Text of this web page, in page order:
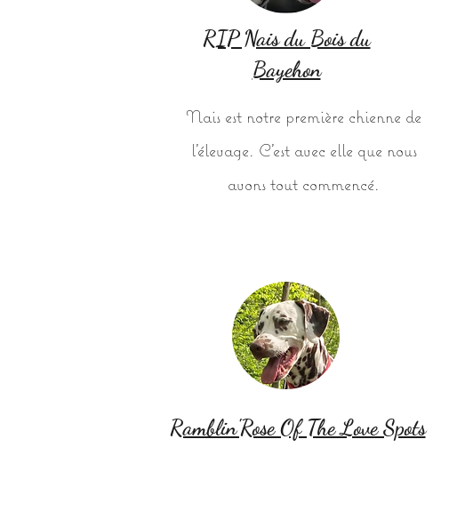
RIP Nais du Bois du
Bayehon
Nais est notre première chienne de
l'élevage. C'est avec elle que nous
avons tout commencé.
Ramblin'Rose Of The Love Spots